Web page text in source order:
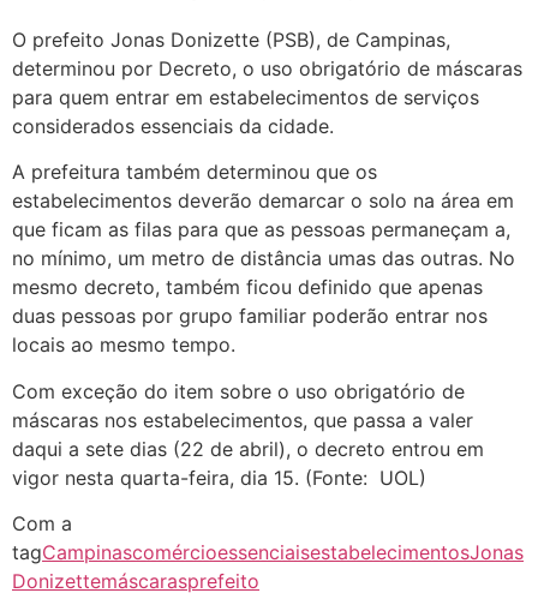
O prefeito Jonas Donizette (PSB), de Campinas,
determinou por Decreto, o uso obrigatório de máscaras
para quem entrar em estabelecimentos de serviços
considerados essenciais da cidade.
A prefeitura também determinou que os
estabelecimentos deverão demarcar o solo na área em
que ficam as filas para que as pessoas permaneçam a,
no mínimo, um metro de distância umas das outras. No
mesmo decreto, também ficou definido que apenas
duas pessoas por grupo familiar poderão entrar nos
locais ao mesmo tempo.
Com exceção do item sobre o uso obrigatório de
máscaras nos estabelecimentos, que passa a valer
daqui a sete dias (22 de abril), o decreto entrou em
vigor nesta quarta-feira, dia 15. (Fonte: UOL)
Com a
tagCampinascomércioessenciaisestabelecimentosJonas
Donizettemáscarasprefeito